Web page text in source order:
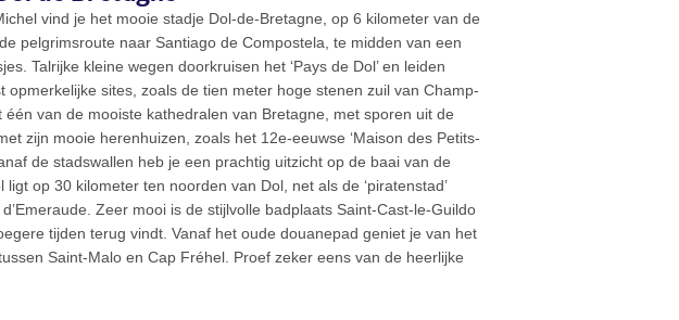
vind je het mooie stadje Dol-de-Bretagne, op 6 kilometer van de
pelgrimsroute naar Santiago de Compostela, te midden van een
Talrijke kleine wegen doorkruisen het ‘Pays de Dol’ en leiden
sites, zoals de tien meter hoge stenen zuil van Champ-
van de mooiste kathedralen van Bretagne, met sporen uit de
zijn mooie herenhuizen, zoals het 12e-eeuwse ‘Maison des Petits-
de stadswallen heb je een prachtig uitzicht op de baai van de
op 30 kilometer ten noorden van Dol, net als de ‘piratenstad’
Zeer mooi is de stijlvolle badplaats Saint-Cast-le-Guildo
tijden terug vindt. Vanaf het oude douanepad geniet je van het
Saint-Malo en Cap Fréhel. Proef zeker eens van de heerlijke